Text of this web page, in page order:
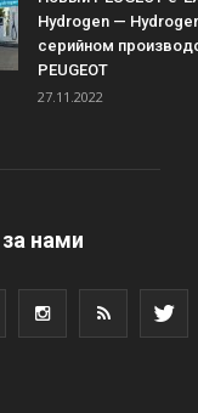
Hydrogen —
серийном
PEUGEOT
27.11.2022
нами